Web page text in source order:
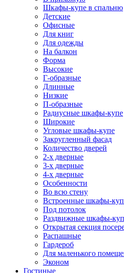
Шкафы-купе в спальню
Детские
Офисные
Для книг
Для одежды
На балкон
Форма
Высокие
Г-образные
Длинные
Низкие
П-образные
Радиусные шкафы-купе
Широкие
Угловые шкафы-купе
Закругленный фасад
Количество дверей
2-х дверные
3-х дверные
4-х дверные
Особенности
Во всю стену
Встроенные шкафы-
Под потолок
Раздвижные шкафы-
Открытая секция
Распашные
Гардероб
Для маленького
Эконом
Гостиные